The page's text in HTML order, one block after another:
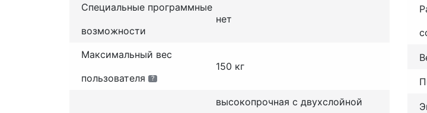
Специальные программные
возможности
нет
Максимальный вес
пользователя
?
150 кг
высокопрочная с двухслойной